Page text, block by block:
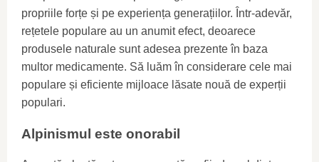
propriile forțe și pe experiența generațiilor. Într-adevăr,
rețetele populare au un anumit efect, deoarece
produsele naturale sunt adesea prezente în baza
multor medicamente. Să luăm în considerare cele mai
populare și eficiente mijloace lăsate nouă de experții
populari.
Alpinismul este onorabil